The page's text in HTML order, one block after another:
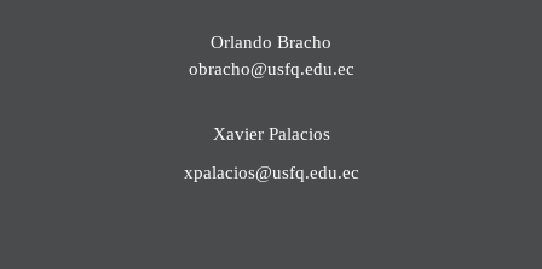
Orlando Bracho
obracho@usfq.edu.ec
Xavier Palacios
xpalacios@usfq.edu.ec